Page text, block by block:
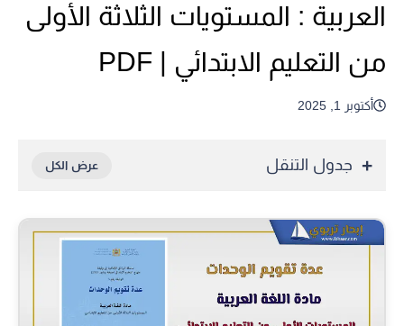
العربية : المستويات الثلاثة الأولى
من التعليم الابتدائي | PDF
أكتوبر 1, 2025
جدول التنقل